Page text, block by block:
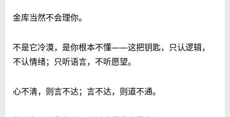
金库当然不会理你。
不是它冷漠，是你根本不懂——这把钥匙，只认逻辑，
不认情绪；只听语言，不听愿望。
心不清，则言不达；言不达，则道不通。